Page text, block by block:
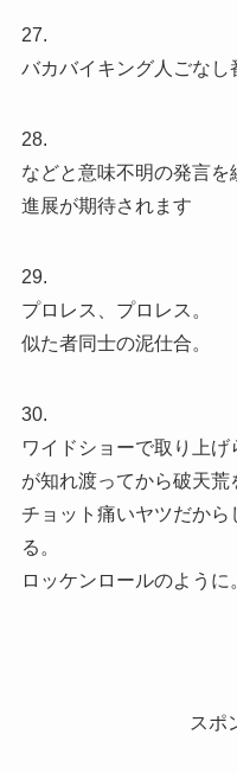
27.
バカバイキング人ごなし
28.
などと意味不明の発言
進展が期待されます
29.
プロレス、プロレス。
似た者同士の泥仕合。
30.
ワイドショーで取り上
が知れ渡ってから破天荒
チョット痛いヤツだから
る。
ロッケンロールのように
スポ